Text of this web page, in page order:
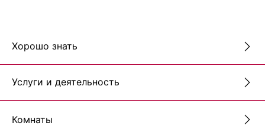
Хорошо знать
Услуги и деятельность
Комнаты